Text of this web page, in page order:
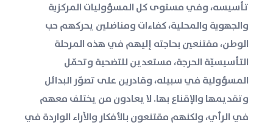
تأسيسه، وفي مستوى كل المسؤوليات المركزية
والجهوية والمحلية، كفاءات ومناضلين يحركهم حب
الوطن، مقتنعين بحاجته إليهم في هذه المرحلة
التأسيسيّة الحرجة، مستعدين للتضحية وتحمّل
المسؤولية في سبيله، وقادرين على تصوّر البدائل
وتقديمها والإقناع بها. لا يعادون من يختلف معهم
في الرأي، ولكنهم مقتنعون بالأفكار والآراء الواردة في